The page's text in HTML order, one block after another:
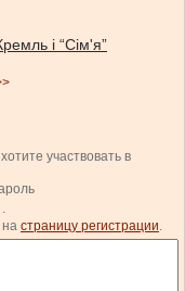
і “Сім'я”
участвовать в
.
на страницу регистрации.